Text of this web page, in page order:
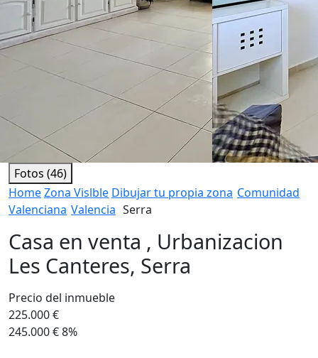
Fotos (46)
HomeZona Vislble Dibujar tu propia zona Comunidad
Valenciana Valencia Serra
Casa en venta , Urbanizacion
Les Canteres, Serra
Precio del inmueble
225.000 €
245.000 €8%